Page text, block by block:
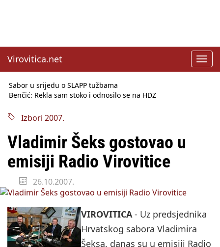
Virovitica.net
Sabor u srijedu o SLAPP tužbama
Benčić: Rekla sam stoko i odnosilo se na HDZ
godine
najavio za jesen
Državni tajnik Rukavina: Hrvatska ima 3,6 milijuna birača
HŽ Infrastruktura: Nesreće na željezničkim prijelazima
prepolovljene
Državni inspektorat opozvao Barebells pločicu - soft protein
bar Coco Choco
Izbori 2007.
Vladimir Šeks gostovao u
emisiji Radio Virovitice
26.10.2007.
VIROVITICA- Uz predsjednika
Hrvatskog sabora Vladimira
Šeksa, danas su u emisiji Radio